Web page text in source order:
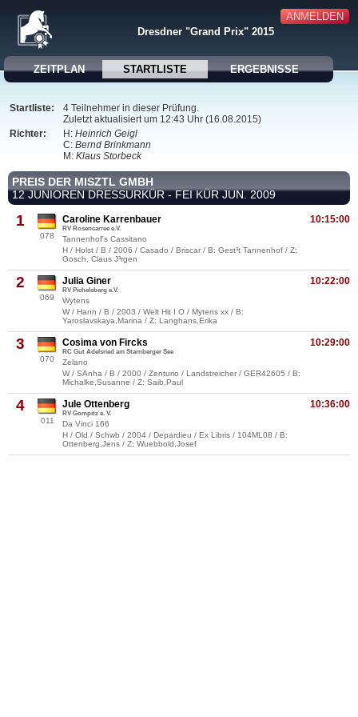
ANMELDEN
Dresdner "Grand Prix" 2015
ZEITPLAN STARTLISTE ERGEBNISSE
Startliste:
4 Teilnehmer in dieser Prüfung.
Zuletzt aktualisiert um 12:43 Uhr (16.08.2015)
Richter:
H: Heinrich Geigl
C: Bernd Brinkmann
M: Klaus Storbeck
PREIS DER MISZTL GMBH
12 JUNIOREN DRESSURKÜR - FEI KÜR JUN. 2009
1
078
10:15:00
Caroline Karrenbauer
RV Rosencarree e.V.
Tannenhof's Cassitano
H / Holst / B / 2006 / Casado / Briscar / B: Gest³t Tannenhof / Z:
Gosch, Claus J³rgen
2
069
10:22:00
Julia Giner
RV Pichelsberg e.V.
Wytens
W / Hann / B / 2003 / Welt Hit I O / Mytens xx / B:
Yaroslavskaya,Marina / Z: Langhans,Erika
3
070
10:29:00
Cosima von Fircks
RC Gut Adelsried am Starnberger See
Zelano
W / SAnha / B / 2000 / Zenturio / Landstreicher / GER42605 / B:
Michalke,Susanne / Z: Saib,Paul
4
011
10:36:00
Jule Ottenberg
RV Gompitz e. V.
Da Vinci 166
H / Old / Schwb / 2004 / Depardieu / Ex Libris / 104ML08 / B:
Ottenberg,Jens / Z: Wuebbold,Josef